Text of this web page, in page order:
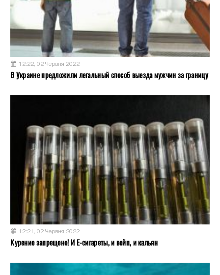
12:22, 02 Червня 2022
В Украине предложили легальный способ выезда мужчин за границу
12:21, 02 Червня 2022
Курение запрещено! И Е-сигареты, и вейп, и кальян